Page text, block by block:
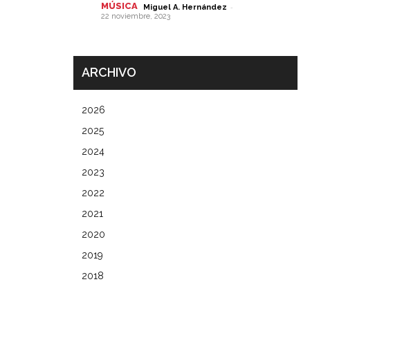
MÚSICA Miguel A. Hernández -
22 noviembre, 2023
ARCHIVO
2026
2025
2024
2023
2022
2021
2020
2019
2018